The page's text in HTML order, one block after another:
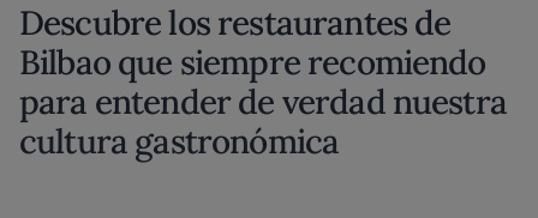
Descubre los restaurantes de
Bilbao que siempre recomiendo
para entender de verdad nuestra
cultura gastronómica